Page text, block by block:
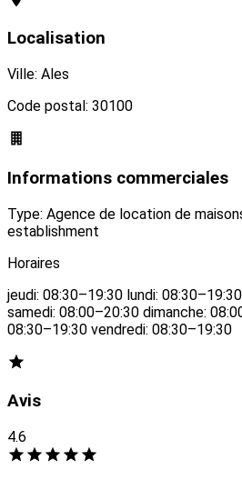
Localisation
Ville: Ales
Code postal: 30100
Informations commerciales
Type: Agence de location de
establishment
Horaires
jeudi: 08:30–19:30 lundi:
samedi: 08:00–20:30 dimanche:
08:30–19:30 vendredi: 08:30–19:30
Avis
4.6